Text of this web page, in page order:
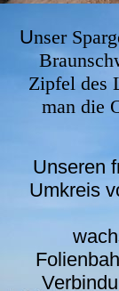
Unser
Zipfel des
man die
Unseren
Umkreis